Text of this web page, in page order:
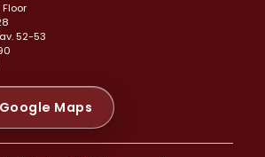
>
>
Abang >
>
>
Baru >
Hilir >
52-53
Maps